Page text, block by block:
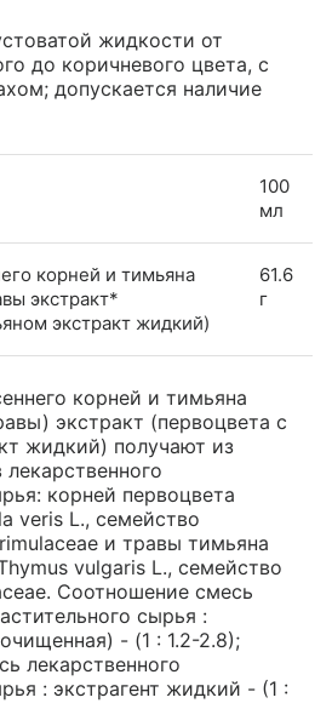
жидкости от
до коричневого цвета, с
допускается наличие
100
мл
корней и тимьяна
экстракт*
экстракт жидкий)
61.6
г
корней и тимьяна
экстракт (первоцвета с
жидкий) получают из
корней первоцвета
veris L., семейство
и травы тимьяна
vulgaris L., семейство
Соотношение смесь
сырья :
- (1 : 1.2-2.8);
лекарственного
: экстрагент жидкий - (1 :